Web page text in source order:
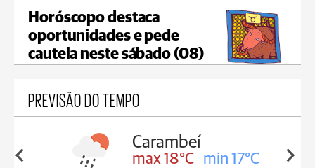
Horóscopo destaca
oportunidades e pede
cautela neste sábado (08)
PREVISÃO DO TEMPO
18°C
Carambeí
max 18°C min 17°C